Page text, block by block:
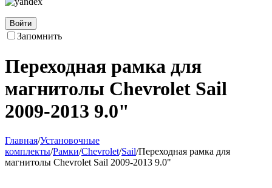
Войти
Запомнить
Переходная рамка для
магнитолы Chevrolet Sail
2009-2013 9.0"
Главная/Установочные
комплекты/Рамки/Chevrolet/Sail/Переходная рамка для
магнитолы Chevrolet Sail 2009-2013 9.0"